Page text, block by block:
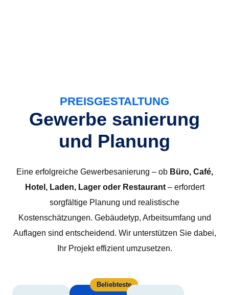
PREISGESTALTUNG
Gewerbe sanierung
und Planung
Eine erfolgreiche Gewerbesanierung – ob Büro, Café,
Hotel, Laden, Lager oder Restaurant– erfordert
sorgfältige Planung und realistische
Kostenschätzungen. Gebäudetyp, Arbeitsumfang und
Auflagen sind entscheidend. Wir unterstützen Sie dabei,
Ihr Projekt effizient umzusetzen.
Beliebteste